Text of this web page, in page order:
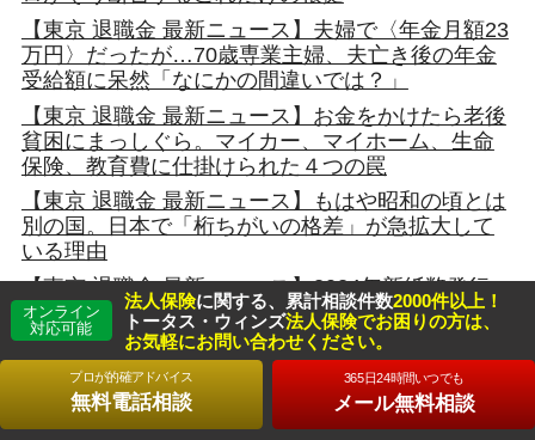
【東京 退職金 最新ニュース】夫婦で〈年金月額23
万円〉だったが…70歳専業主婦、夫亡き後の年金
受給額に呆然「なにかの間違いでは？」
【東京 退職金 最新ニュース】お金をかけたら老後
貧困にまっしぐら。マイカー、マイホーム、生命
保険、教育費に仕掛けられた４つの罠
【東京 退職金 最新ニュース】もはや昭和の頃とは
別の国。日本で「桁ちがいの格差」が急拡大して
いる理由
【東京 退職金 最新ニュース】2024年新紙幣発行…
その時「タンス預金」はどうすればいいのか？
「預金封鎖」の可能性も視野に入れた本当の資産
防衛術
【東京 退職金 最新ニュース】還暦を迎える人の貯
蓄額に格差、平均はいくら？
オンライン
対応可能
法人保険に関する、累計相談件数2000件以上！
トータス・ウィンズ法人保険でお困りの方は、
お気軽にお問い合わせください。
プロが的確アドバイス
無料電話相談
365日24時間いつでも
メール無料相談